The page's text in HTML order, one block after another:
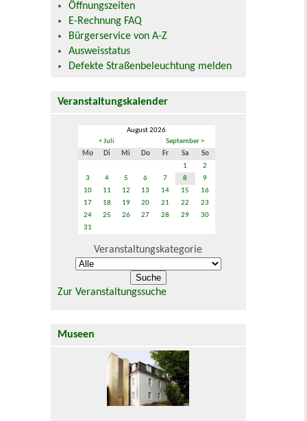
Öffnungszeiten
E-Rechnung FAQ
Bürgerservice von A-Z
Ausweisstatus
Defekte Straßenbeleuchtung melden
Veranstaltungskalender
August 2026
< Juli
September >
Mo
Di Mi Do Fr Sa
So
1
2
3
4 5 6 7 8
9
10
11 12 13 14 15
16
17
18 19 20 21 22
23
24
25 26 27 28 29
30
31
Veranstaltungskategorie
Zur Veranstaltungssuche
Museen